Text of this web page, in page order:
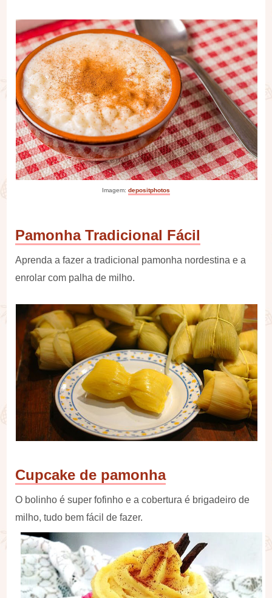
Imagem: depositphotos
Pamonha Tradicional Fácil
Aprenda a fazer a tradicional pamonha nordestina e a
enrolar com palha de milho.
Cupcake de pamonha
O bolinho é super fofinho e a cobertura é brigadeiro de
milho, tudo bem fácil de fazer.